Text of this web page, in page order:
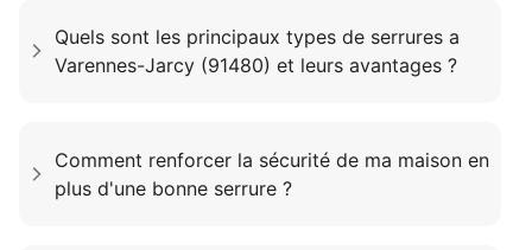
Quels sont les principaux types de serrures a
Varennes-Jarcy (91480) et leurs avantages ?
Comment renforcer la sécurité de ma maison en
plus d'une bonne serrure ?